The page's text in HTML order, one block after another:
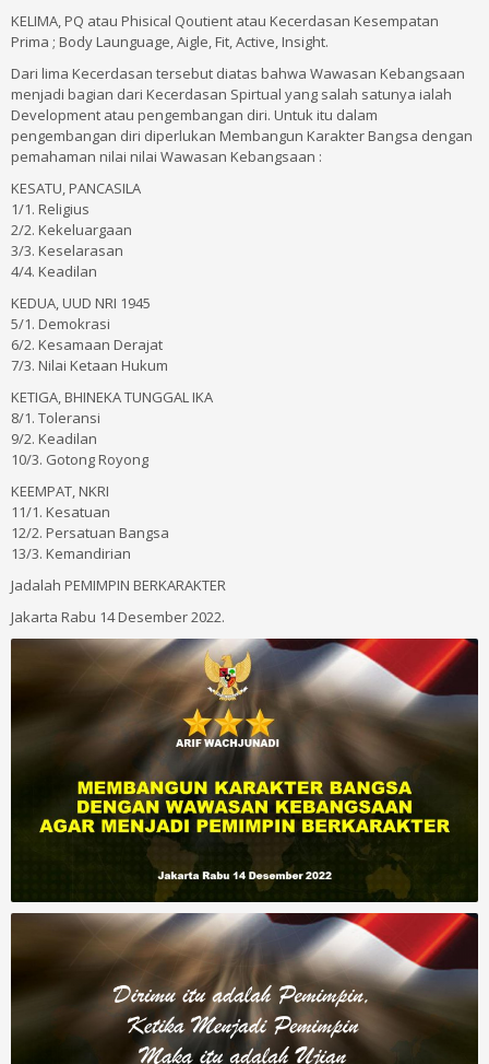
KELIMA, PQ atau Phisical Qoutient atau Kecerdasan Kesempatan
Prima ; Body Launguage, Aigle, Fit, Active, Insight.
Dari lima Kecerdasan tersebut diatas bahwa Wawasan Kebangsaan
menjadi bagian dari Kecerdasan Spirtual yang salah satunya ialah
Development atau pengembangan diri. Untuk itu dalam
pengembangan diri diperlukan Membangun Karakter Bangsa dengan
pemahaman nilai nilai Wawasan Kebangsaan :
KESATU, PANCASILA
1/1. Religius
2/2. Kekeluargaan
3/3. Keselarasan
4/4. Keadilan
KEDUA, UUD NRI 1945
5/1. Demokrasi
6/2. Kesamaan Derajat
7/3. Nilai Ketaan Hukum
KETIGA, BHINEKA TUNGGAL IKA
8/1. Toleransi
9/2. Keadilan
10/3. Gotong Royong
KEEMPAT, NKRI
11/1. Kesatuan
12/2. Persatuan Bangsa
13/3. Kemandirian
Jadalah PEMIMPIN BERKARAKTER
Jakarta Rabu 14 Desember 2022.